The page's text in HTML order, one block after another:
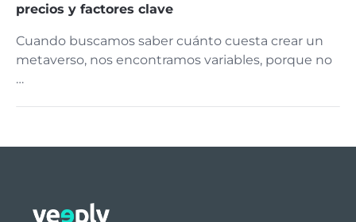
precios y factores clave
Cuando buscamos saber cuánto cuesta crear un
metaverso, nos encontramos variables, porque no
…